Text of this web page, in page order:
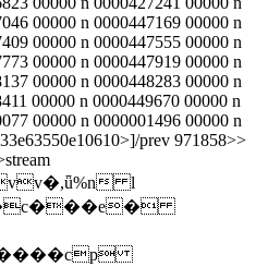
00000 n 0000447169 00000 n
00000 n 0000447555 00000 n
00000 n 0000447919 00000 n
00000 n 0000448283 00000 n
00000 n 0000449670 00000 n
00000 n 0000001496 00000 n
prev 971858>>
l